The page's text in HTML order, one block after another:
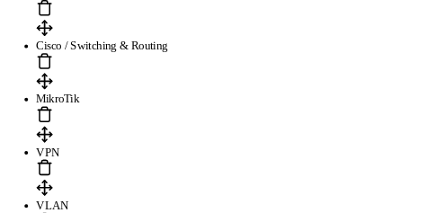
Cisco / Switching & Routing
MikroTik
VPN
VLAN